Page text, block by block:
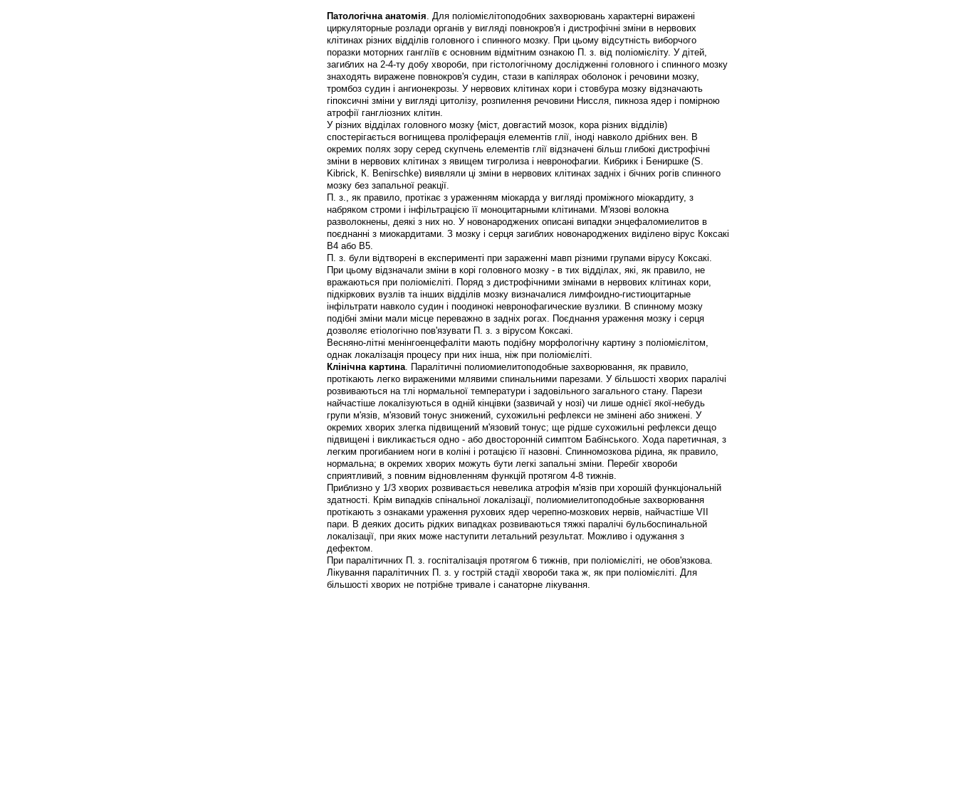
Патологічна анатомія. Для поліомієлітоподобних захворювань характерні виражені
циркуляторные розлади органів у вигляді повнокров'я і дистрофічні зміни в нервових
клітинах різних відділів головного і спинного мозку. При цьому відсутність виборчого
поразки моторних гангліїв є основним відмітним ознакою П. з. від поліомієліту. У дітей,
загиблих на 2-4-ту добу хвороби, при гістологічному дослідженні головного і спинного мозку
знаходять виражене повнокров'я судин, стази в капілярах оболонок і речовини мозку,
тромбоз судин і ангионекрозы. У нервових клітинах кори і стовбура мозку відзначають
гіпоксичні зміни у вигляді цитолізу, розпилення речовини Ниссля, пикноза ядер і помірною
атрофії гангліозних клітин.
У різних відділах головного мозку {міст, довгастий мозок, кора різних відділів)
спостерігається вогнищева проліферація елементів глії, іноді навколо дрібних вен. В
окремих полях зору серед скупчень елементів глії відзначені більш глибокі дистрофічні
зміни в нервових клітинах з явищем тигролиза і невронофагии. Кибрикк і Бениршке (S.
Kibrick, К. Benirschke) виявляли ці зміни в нервових клітинах задніх і бічних рогів спинного
мозку без запальної реакції.
П. з., як правило, протікає з ураженням міокарда у вигляді проміжного міокардиту, з
набряком строми і інфільтрацією її моноцитарными клітинами. М'язові волокна
разволокнены, деякі з них но. У новонароджених описані випадки энцефаломиелитов в
поєднанні з миокардитами. З мозку і серця загиблих новонароджених виділено вірус Коксакі
В4 або В5.
П. з. були відтворені в експерименті при зараженні мавп різними групами вірусу Коксакі.
При цьому відзначали зміни в корі головного мозку - в тих відділах, які, як правило, не
вражаються при поліомієліті. Поряд з дистрофічними змінами в нервових клітинах кори,
підкіркових вузлів та інших відділів мозку визначалися лимфоидно-гистиоцитарные
інфільтрати навколо судин і поодинокі невронофагические вузлики. В спинному мозку
подібні зміни мали місце переважно в задніх рогах. Поєднання ураження мозку і серця
дозволяє етіологічно пов'язувати П. з. з вірусом Коксакі.
Весняно-літні менінгоенцефаліти мають подібну морфологічну картину з поліомієлітом,
однак локалізація процесу при них інша, ніж при поліомієліті.
Клінічна картина. Паралітичні полиомиелитоподобные захворювання, як правило,
протікають легко вираженими млявими спинальними парезами. У більшості хворих паралічі
розвиваються на тлі нормальної температури і задовільного загального стану. Парези
найчастіше локалізуються в одній кінцівки (зазвичай у нозі) чи лише однієї якої-небудь
групи м'язів, м'язовий тонус знижений, сухожильні рефлекси не змінені або знижені. У
окремих хворих злегка підвищений м'язовий тонус; ще рідше сухожильні рефлекси дещо
підвищені і викликається одно - або двосторонній симптом Бабінського. Хода паретичная, з
легким прогибанием ноги в коліні і ротацією її назовні. Спинномозкова рідина, як правило,
нормальна; в окремих хворих можуть бути легкі запальні зміни. Перебіг хвороби
сприятливий, з повним відновленням функцій протягом 4-8 тижнів.
Приблизно у 1/3 хворих розвивається невелика атрофія м'язів при хорошій функціональній
здатності. Крім випадків спінальної локалізації, полиомиелитоподобные захворювання
протікають з ознаками ураження рухових ядер черепно-мозкових нервів, найчастіше VII
пари. В деяких досить рідких випадках розвиваються тяжкі паралічі бульбоспинальной
локалізації, при яких може наступити летальний результат. Можливо і одужання з
дефектом.
При паралітичних П. з. госпіталізація протягом 6 тижнів, при поліомієліті, не обов'язкова.
Лікування паралітичних П. з. у гострій стадії хвороби така ж, як при поліомієліті. Для
більшості хворих не потрібне тривале і санаторне лікування.